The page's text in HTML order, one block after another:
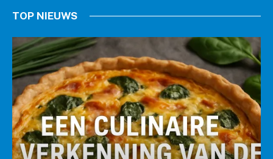
TOP NIEUWS